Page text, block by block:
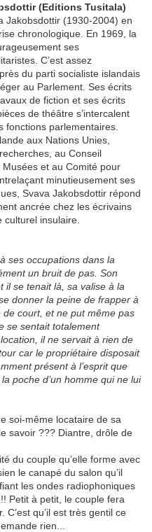
(Editions Tusitala)
Jakobsdottir (1930-2004) en
chronologique. En 1969, la
ses
C’est assez
du parti socialiste islandais
au Parlement. Ses écrits
de fiction et ses écrits
de théâtre s’intercalent
fonctions parlementaires.
aux Nations Unies,
au Conseil
et au Comité pour
minutieusement ses
Svava Jakobsdottir répond
ancrée chez les écrivains
insulaire.
ses occupations dans la
un bruit de pas. Son
il se tenait là, sa valise à la
donner la peine de frapper à
court, et ne put même pas
se sentait totalement
il ne servait à rien de
car le propriétaire disposait
présent à l’esprit que
poche d’un homme qui ne lui
soi-même locataire de sa
savoir ??? Diantre, drôle de
du couple qu’elle forme avec
le canapé du salon qu’il
les ondes radiophoniques
Petit à petit, le couple fera
qu’il est très gentil ce
rien...